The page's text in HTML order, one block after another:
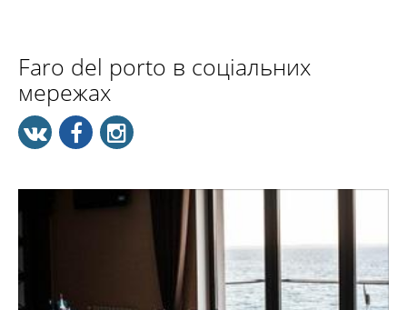
Faro del porto в соціальних
мережах
"Faro del porto" поєднує в собі смачну кухню, гарний
сервіс, приємні ціни та незабутній краєвид!